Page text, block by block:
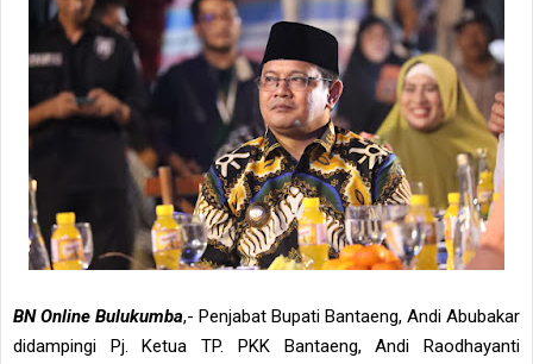
BN Online Bulukumba,- Penjabat Bupati Bantaeng, Andi Abubakar
didampingi Pj. Ketua TP. PKK Bantaeng, Andi Raodhayanti